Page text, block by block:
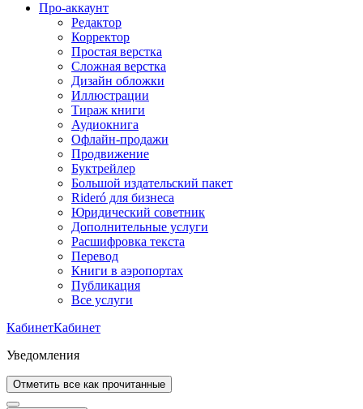
Про-аккаунт
Редактор
Корректор
Простая верстка
Сложная верстка
Дизайн обложки
Иллюстрации
Тираж книги
Аудиокнига
Офлайн-продажи
Продвижение
Буктрейлер
Большой издательский пакет
Rideró для бизнеса
Юридический советник
Дополнительные услуги
Расшифровка текста
Перевод
Книги в аэропортах
Публикация
Все услуги
КабинетКабинет
Уведомления
Отметить все как прочитанные